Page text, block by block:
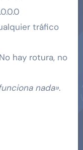
tráfico
hay rotura, no
nada».